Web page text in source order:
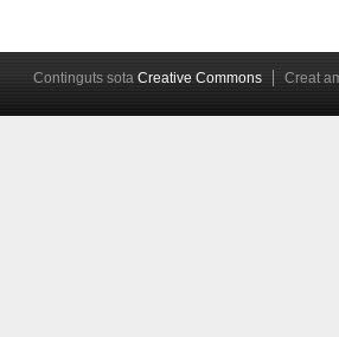
Continguts sota Creative Commons Creat